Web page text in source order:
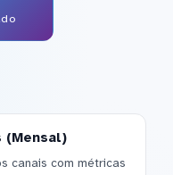
(Mensal)
canais com métricas